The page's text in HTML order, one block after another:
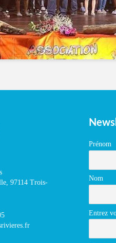
97114 Trois-
Prénom
Nom
Entrez